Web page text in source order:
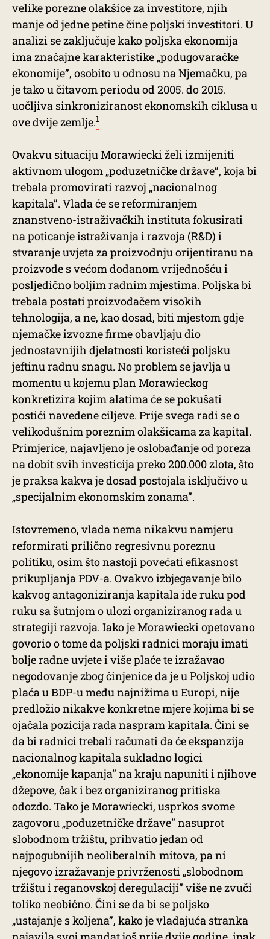
velike porezne olakšice za investitore, njih
manje od jedne petine čine poljski investitori. U
analizi se zaključuje kako poljska ekonomija
ima značajne karakteristike „podugovaračke
ekonomije”, osobito u odnosu na Njemačku, pa
je tako u čitavom periodu od 2005. do 2015.
uočljiva sinkroniziranost ekonomskih ciklusa u
ove dvije zemlje.1
Ovakvu situaciju Morawiecki želi izmijeniti
aktivnom ulogom „poduzetničke države”, koja bi
trebala promovirati razvoj „nacionalnog
kapitala”. Vlada će se reformiranjem
znanstveno-istraživačkih instituta fokusirati
na poticanje istraživanja i razvoja (R&D) i
stvaranje uvjeta za proizvodnju orijentiranu na
proizvode s većom dodanom vrijednošću i
posljedično boljim radnim mjestima. Poljska bi
trebala postati proizvođačem visokih
tehnologija, a ne, kao dosad, biti mjestom gdje
njemačke izvozne firme obavljaju dio
jednostavnijih djelatnosti koristeći poljsku
jeftinu radnu snagu. No problem se javlja u
momentu u kojemu plan Morawieckog
konkretizira kojim alatima će se pokušati
postići navedene ciljeve. Prije svega radi se o
velikodušnim poreznim olakšicama za kapital.
Primjerice, najavljeno je oslobađanje od poreza
na dobit svih investicija preko 200.000 zlota, što
je praksa kakva je dosad postojala isključivo u
„specijalnim ekonomskim zonama”.
Istovremeno, vlada nema nikakvu namjeru
reformirati prilično regresivnu poreznu
politiku, osim što nastoji povećati efikasnost
prikupljanja PDV-a. Ovakvo izbjegavanje bilo
kakvog antagoniziranja kapitala ide ruku pod
ruku sa šutnjom o ulozi organiziranog rada u
strategiji razvoja. Iako je Morawiecki opetovano
govorio o tome da poljski radnici moraju imati
bolje radne uvjete i više plaće te izražavao
negodovanje zbog činjenice da je u Poljskoj udio
plaća u BDP-u među najnižima u Europi, nije
predložio nikakve konkretne mjere kojima bi se
ojačala pozicija rada naspram kapitala. Čini se
da bi radnici trebali računati da će ekspanzija
nacionalnog kapitala sukladno logici
„ekonomije kapanja” na kraju napuniti i njihove
džepove, čak i bez organiziranog pritiska
odozdo. Tako je Morawiecki, usprkos svome
zagovoru „poduzetničke države” nasuprot
slobodnom tržištu, prihvatio jedan od
najpogubnijih neoliberalnih mitova, pa ni
njegovoizražavanje privrženosti „slobodnom
tržištu i reganovskoj deregulaciji” više ne zvuči
toliko neobično. Čini se da bi se poljsko
„ustajanje s koljena”, kako je vladajuća stranka